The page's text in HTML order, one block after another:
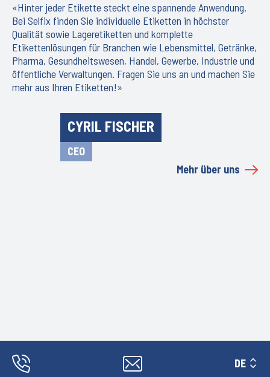
«Hinter jeder Etikette steckt eine spannende Anwendung.
Bei Selfix finden Sie individuelle Etiketten in höchster
Qualität sowie Lageretiketten und komplette
Etikettenlösungen für Branchen wie Lebensmittel, Getränke,
Pharma, Gesundheitswesen, Handel, Gewerbe, Industrie und
öffentliche Verwaltungen. Fragen Sie uns an und machen Sie
mehr aus Ihren Etiketten!»
CYRIL FISCHER
CEO
Mehr über uns
DE